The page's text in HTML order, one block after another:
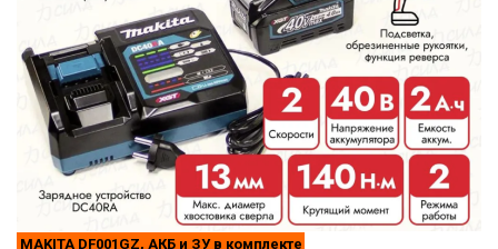
MAKITA DF001GZ, АКБ и ЗУ в комплекте